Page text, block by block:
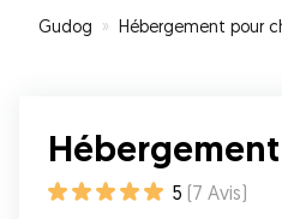
Gudog » Hébergement pour
5 (7 Avis)